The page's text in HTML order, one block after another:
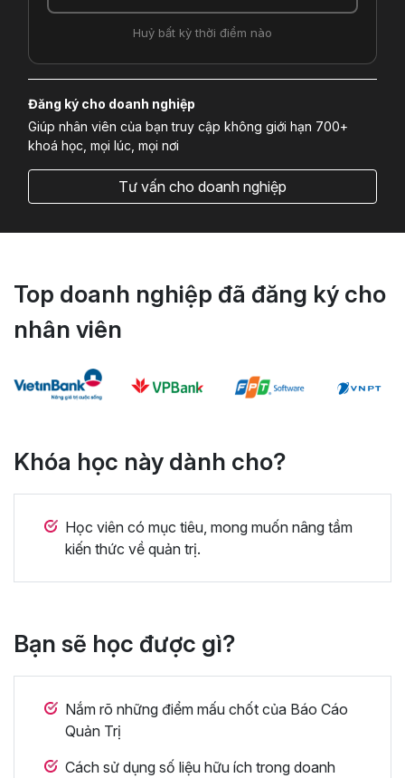
Huỷ bất kỳ thời điểm nào
Đăng ký cho doanh nghiệp
Giúp nhân viên của bạn truy cập không giới hạn 700+
khoá học, mọi lúc, mọi nơi
Tư vấn cho doanh nghiệp
Top doanh nghiệp đã đăng ký cho
nhân viên
Khóa học này dành cho?
Học viên có mục tiêu, mong muốn nâng tầm
kiến thức về quản trị.
Bạn sẽ học được gì?
Nắm rõ những điểm mấu chốt của Báo Cáo
Quản Trị
Cách sử dụng số liệu hữu ích trong doanh